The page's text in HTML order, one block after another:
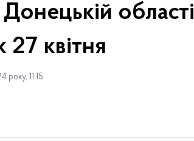
області
квітня
року, 11:15